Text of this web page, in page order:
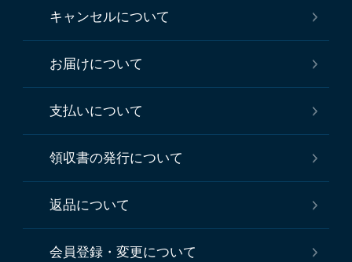
キャンセルについて
お届けについて
支払いについて
領収書の発行について
返品について
会員登録・変更について